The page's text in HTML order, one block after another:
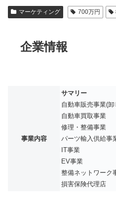
マーケティング 700万円
企業情報
事業内容
サマリー
自動車販売事業(
自動車買取事業
修理・整備事業
パーツ輸入供給事
IT事業
EV事業
整備ネットワーク
損害保険代理店